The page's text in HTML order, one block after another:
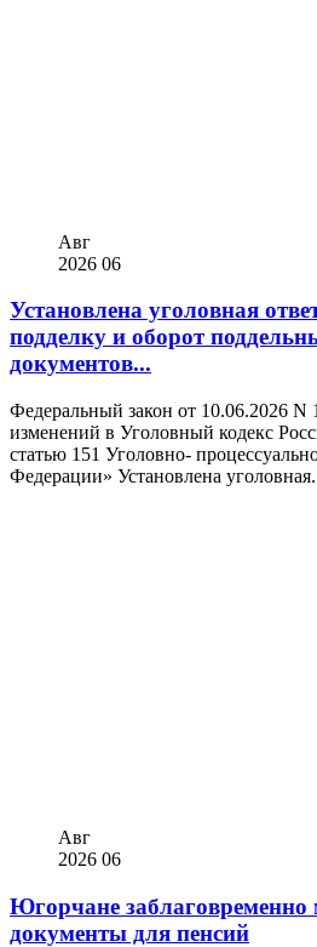
Авг
2026 06
Установлена уголовная
подделку и оборот
документов...
Федеральный закон от 10.06.2026
изменений в Уголовный кодекс
статью 151 Уголовно-
Федерации» Установлена
Авг
2026 06
Югорчане заблаговременно
документы для пенсий